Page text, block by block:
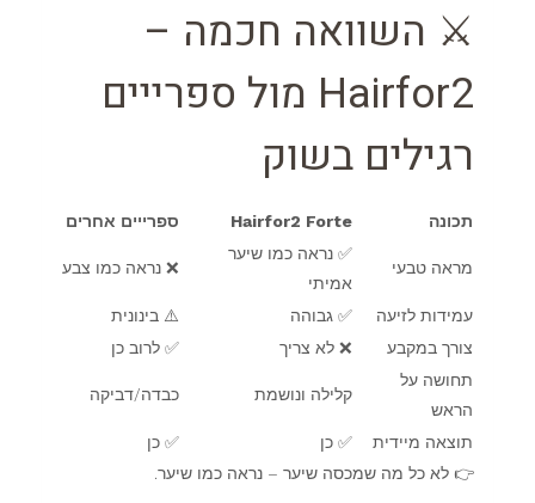
⚔️ השוואה חכמה –
Hairfor2 מול ספרייים
רגילים בשוק
תכונה Hairfor2 Forte ספרייים אחרים
מראה טבעי
✅ נראה כמו שיער
אמיתי
❌ נראה כמו צבע
עמידות לזיעה ✅ גבוהה
⚠️ בינונית
צורך במקבע
❌ לא צריך
✅ לרוב כן
תחושה על
הראש
קלילה ונושמת כבדה/דביקה
תוצאה מיידית ✅ כן
✅ כן
👉 לא כל מה שמכסה שיער – נראה כמו שיער.